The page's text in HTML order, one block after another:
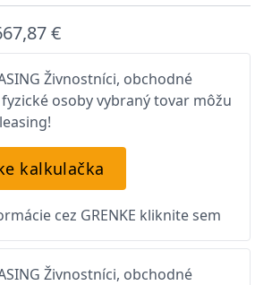
€
Živnostníci, obchodné
osoby vybraný tovar môžu
kalkulačka
cez GRENKE kliknite sem
Živnostníci, obchodné